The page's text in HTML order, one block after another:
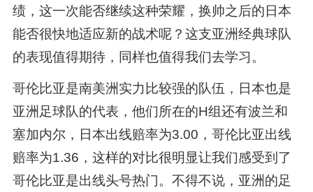
绩，这一次能否继续这种荣耀，换帅之后的日本
能否很快地适应新的战术呢？这支亚洲经典球队
的表现值得期待，同样也值得我们去学习。
哥伦比亚是南美洲实力比较强的队伍，日本也是
亚洲足球队的代表，他们所在的H组还有波兰和
塞加内尔，日本出线赔率为3.00，哥伦比亚出线
赔率为1.36，这样的对比很明显让我们感受到了
哥伦比亚是出线头号热门。不得不说，亚洲的足